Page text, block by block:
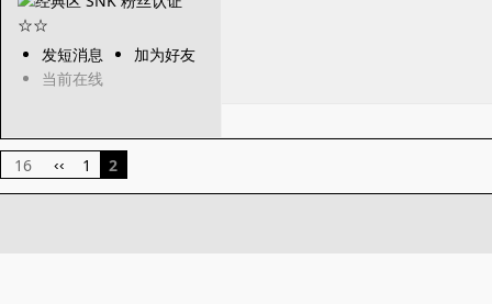
发短消息
加为好友
当前在线
16 ‹‹ 1 2